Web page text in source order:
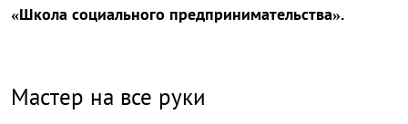
«Школа социального предпринимательства».
Мастер на все руки